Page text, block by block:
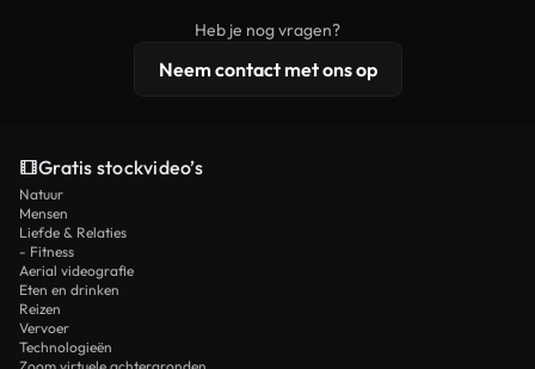
licentiebescherming omvat.
Heb je nog vragen?
Neem contact met ons op
Gratis stockvideo’s
Natuur
Mensen
Liefde & Relaties
- Fitness
Aerial videografie
Eten en drinken
Reizen
Vervoer
Technologieën